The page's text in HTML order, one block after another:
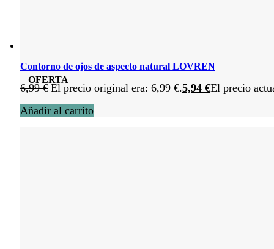
OFERTA
Contorno de ojos de aspecto natural LOVREN
6,99€ El precio original era: 6,99 €.5,94 €El precio
Añadir al carrito